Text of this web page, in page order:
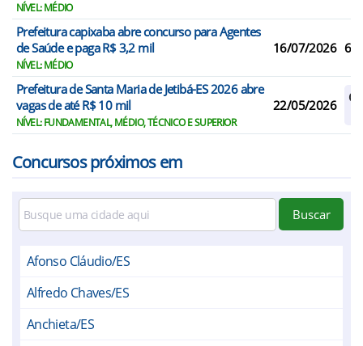
NÍVEL: MÉDIO
Prefeitura capixaba abre concurso para Agentes
de Saúde e paga R$ 3,2 mil
NÍVEL: MÉDIO
16/07/2026 6
Prefeitura de Santa Maria de Jetibá-ES 2026 abre
vagas de até R$ 10 mil
NÍVEL: FUNDAMENTAL, MÉDIO, TÉCNICO E SUPERIOR
22/05/2026
Concursos próximos em
Buscar
Afonso Cláudio/ES
Alfredo Chaves/ES
Anchieta/ES